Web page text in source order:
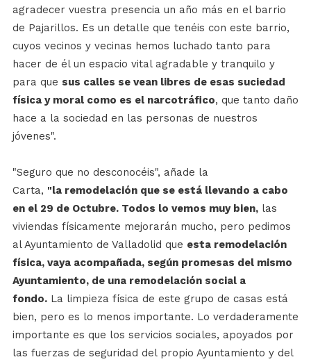
agradecer vuestra presencia un año más en el barrio
de Pajarillos. Es un detalle que tenéis con este barrio,
cuyos vecinos y vecinas hemos luchado tanto para
hacer de él un espacio vital agradable y tranquilo y
para que sus calles se vean libres de esas suciedad
física y moral como es el narcotráfico, que tanto daño
hace a la sociedad en las personas de nuestros
jóvenes".
"Seguro que no desconocéis", añade la
Carta, "la remodelación que se está llevando a cabo
en el 29 de Octubre. Todos lo vemos muy bien,las
viviendas físicamente mejorarán mucho, pero pedimos
al Ayuntamiento de Valladolid que esta remodelación
física, vaya acompañada, según promesas del mismo
Ayuntamiento, de una remodelación social a
fondo.La limpieza física de este grupo de casas está
bien, pero es lo menos importante. Lo verdaderamente
importante es que los servicios sociales, apoyados por
las fuerzas de seguridad del propio Ayuntamiento y del